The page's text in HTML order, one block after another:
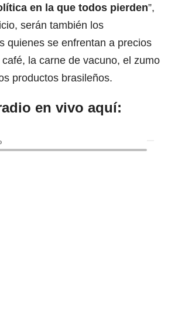
en la que todos pierden”,
serán también los
quienes se enfrentan a precios
la carne de vacuno, el zumo
productos brasileños.
en vivo aquí: